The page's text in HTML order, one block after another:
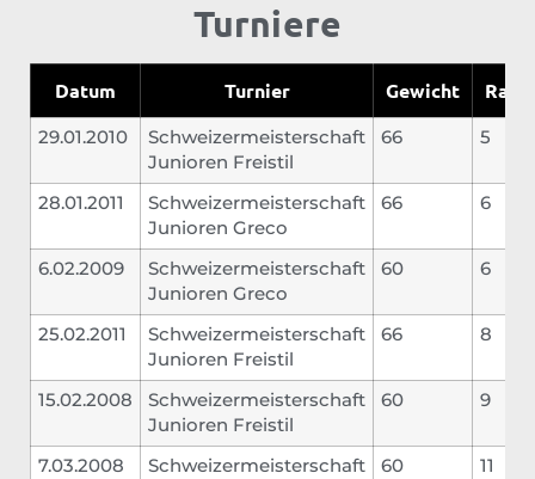
Turniere
Datum Turnier Gewicht Rang
29.01.2010
Schweizermeisterschaft
Junioren Freistil
66 5
28.01.2011
Schweizermeisterschaft
Junioren Greco
66 6
6.02.2009
Schweizermeisterschaft
Junioren Greco
60 6
25.02.2011
Schweizermeisterschaft
Junioren Freistil
66 8
15.02.2008
Schweizermeisterschaft
Junioren Freistil
60 9
7.03.2008
Schweizermeisterschaft
60 11